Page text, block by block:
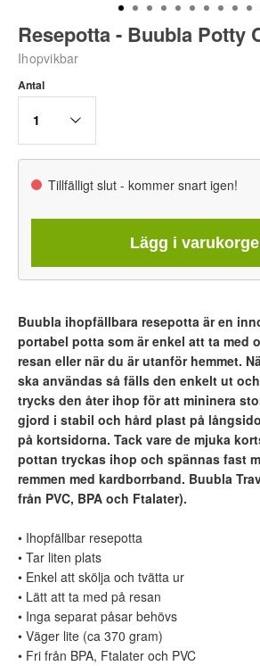
Resepotta - Buubla Potty
Ihopvikbar
Antal
1
Tillfälligt slut - kommer snart igen!
Lägg i
Buubla ihopfällbara resepotta är en
portabel potta som är enkel att ta med
resan eller när du är utanför hemmet.
ska användas så fälls den enkelt ut
trycks den åter ihop för att mininera
gjord i stabil och hård plast på
på kortsidorna. Tack vare de mjuka
pottan tryckas ihop och spännas fast
remmen med kardborrband. Buubla
från PVC, BPA och Ftalater).
• Ihopfällbar resepotta
• Tar liten plats
• Enkel att skölja och tvätta ur
• Lätt att ta med på resan
• Inga separat påsar behövs
• Väger lite (ca 370 gram)
• Fri från BPA, Ftalater och PVC